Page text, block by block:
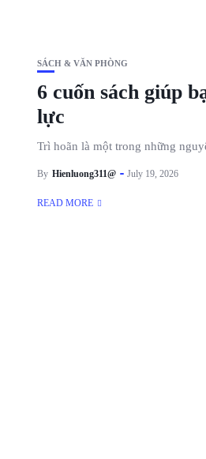
SÁCH & VĂN PHÒNG
6 cuốn sách giúp
lực
Trì hoãn là một trong những
By Hienluong311@ July 19, 2026
READ MORE